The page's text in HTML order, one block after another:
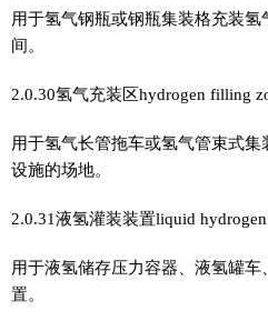
用于氢气钢瓶或钢瓶集装格充装
间。
2.0.30氢气充装区hydrogen filling
用于氢气长管拖车或氢气管束式
设施的场地。
2.0.31液氢灌装装置liquid
用于液氢储存压力容器、液氢罐
置。